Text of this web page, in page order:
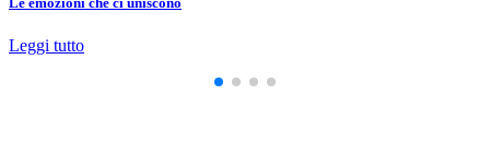
Leggi tutto